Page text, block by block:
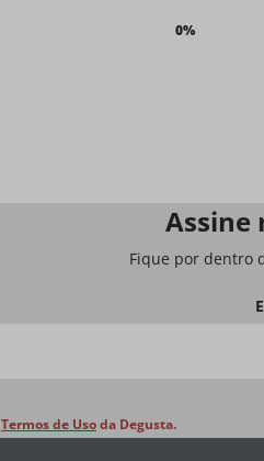
0%
Assine
Fique por dentro
Termos de Usoda Degusta.